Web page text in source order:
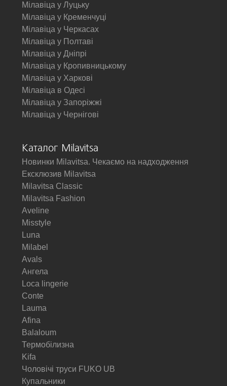
Мілавіца у Луцьку
Мілавіца у Кременчуці
Мілавіца у Черкасах
Мілавіца у Полтаві
Мілавіца у Дніпрі
Мілавіца у Кропивницькому
Мілавіца у Харкові
Мілавіца в Одесі
Мілавіца у Запоріжжі
Мілавіца у Чернігові
Каталог Milavitsa
Новинки Milavitsa. Чекаємо на надходження
Ексклюзив Milavitsa
Milavitsa Classic
Milavitsa Fashion
Aveline
Misstyle
Luna
Milabel
Avals
Ангела
Loca lingerie
Conte
Lauma
Afina
Balaloum
Термобілизна
Kifa
Чоловічі труси FUKO UB
Купальники